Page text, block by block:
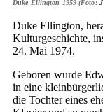
Duke Ellington 1959 (Foto:
Duke Ellington,
Kulturgeschichte,
24. Mai 1974.
Geboren wurde
in eine
die Tochter eines